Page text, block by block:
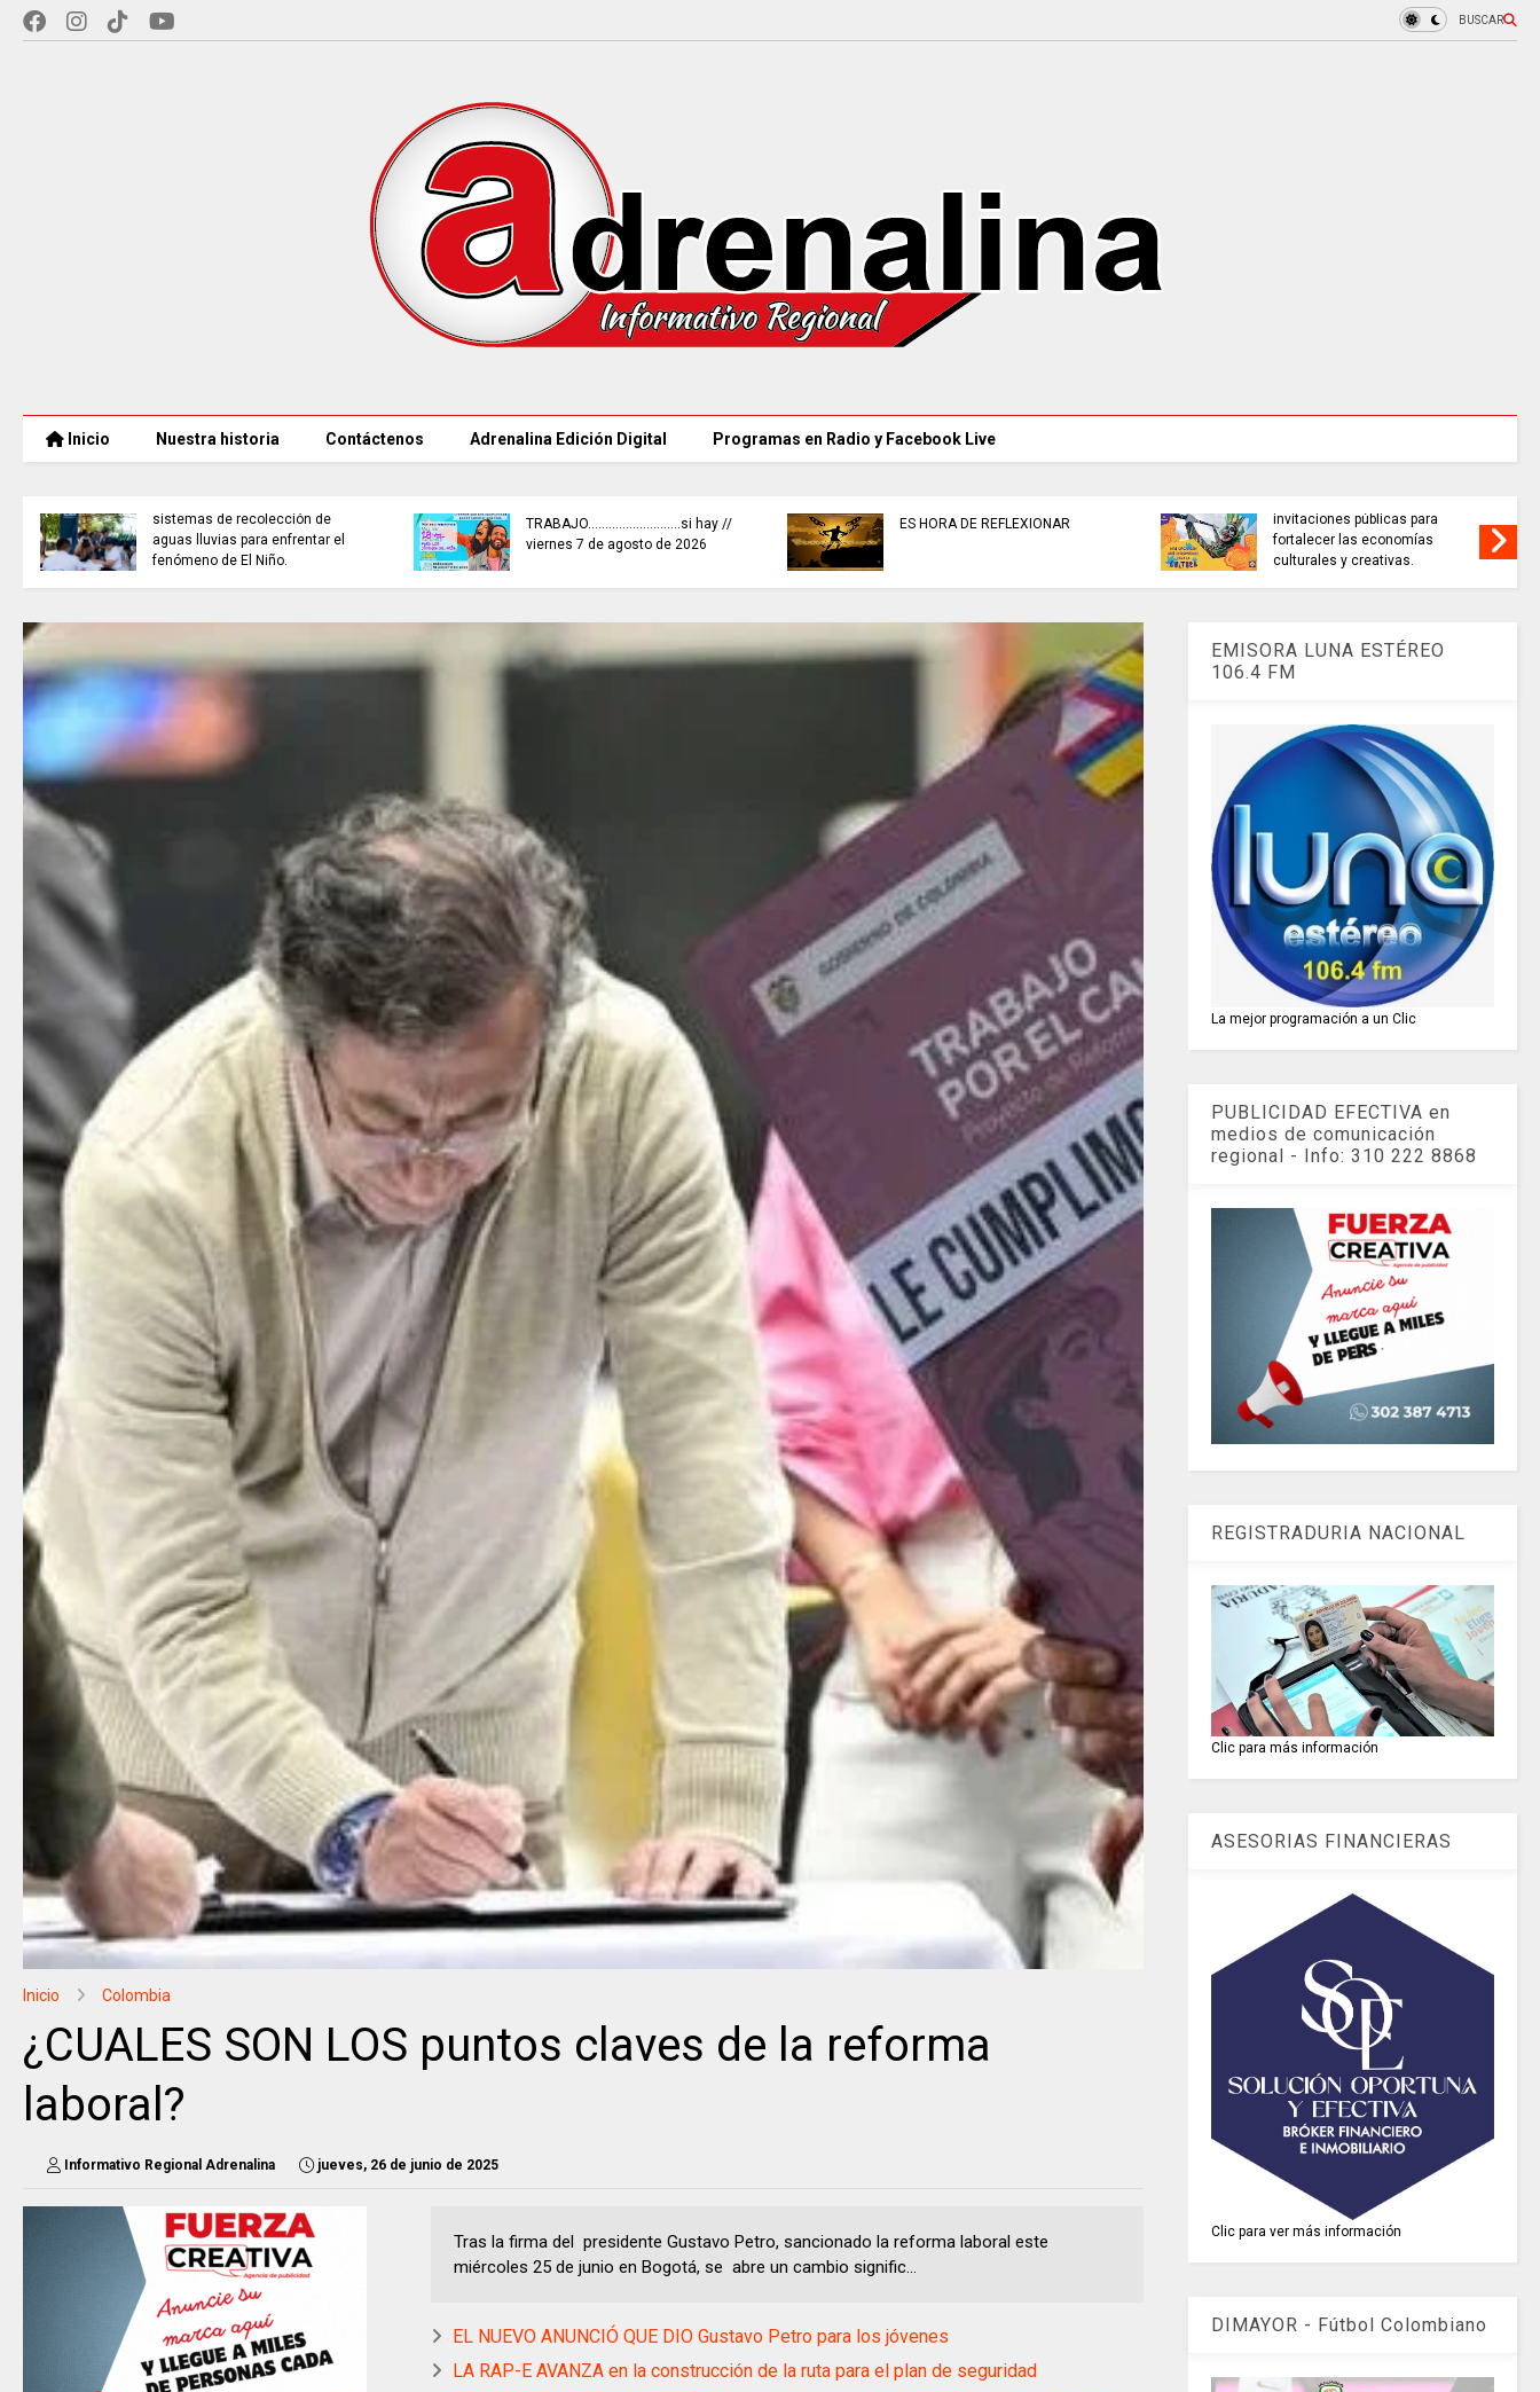
BUSCAR
Inicio Nuestra historia Contáctenos Adrenalina Edición Digital Programas en Radio y Facebook Live
sistemas de recolección de
aguas lluvias para enfrentar el
fenómeno de El Niño.
TRABAJO...........................si hay //
viernes 7 de agosto de 2026
ES HORA DE REFLEXIONAR
invitaciones públicas para
fortalecer las economías
culturales y creativas.
Inicio Colombia
¿CUALES SON LOS puntos claves de la reforma
laboral?
Informativo Regional Adrenalina jueves, 26 de junio de 2025
Tras la firma del presidente Gustavo Petro, sancionado la reforma laboral este
miércoles 25 de junio en Bogotá, se abre un cambio signific...
EL NUEVO ANUNCIÓ QUE DIO Gustavo Petro para los jóvenes
LA RAP-E AVANZA en la construcción de la ruta para el plan de seguridad
EMISORA LUNA ESTÉREO
106.4 FM
La mejor programación a un Clic
PUBLICIDAD EFECTIVA en
medios de comunicación
regional - Info: 310 222 8868
REGISTRADURIA NACIONAL
Clic para más información
ASESORIAS FINANCIERAS
Clic para ver más información
DIMAYOR - Fútbol Colombiano